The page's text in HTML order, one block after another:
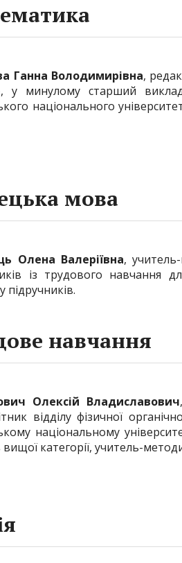
Ганна Володимирівна,
у минулому старший
національного
мова
Олена Валеріївна,
із трудового навчання
підручників.
навчання
Олексій Владиславович
відділу фізичної
національному
категорії, учитель-